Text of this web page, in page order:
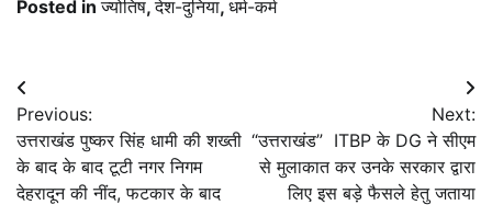
Posted inज्योतिष,देश-दुनिया, धर्म-कर्म
Post
navigation
Previous:
उत्तराखंड पुष्कर सिंह धामी की शख्ती
के बाद के बाद टूटी नगर निगम
देहरादून की नींद, फटकार के बाद
Next:
“उत्तराखंड” ITBP के DG ने सीएम
से मुलाकात कर उनके सरकार द्वारा
लिए इस बड़े फैसले हेतु जताया